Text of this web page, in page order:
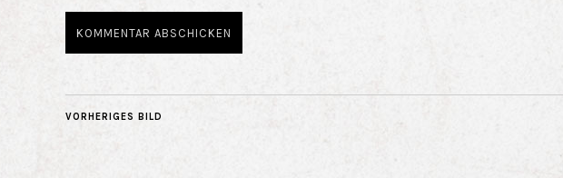
VORHERIGES BILD